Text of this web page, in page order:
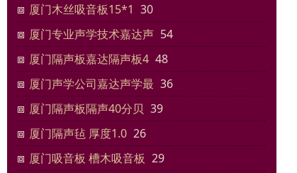
厦门木丝吸音板15*1 30
厦门专业声学技术嘉达声 54
厦门隔声板嘉达隔声板4 48
厦门声学公司嘉达声学最 36
厦门隔声板隔声40分贝 39
厦门隔声毡 厚度1.0 26
厦门吸音板 槽木吸音板 29